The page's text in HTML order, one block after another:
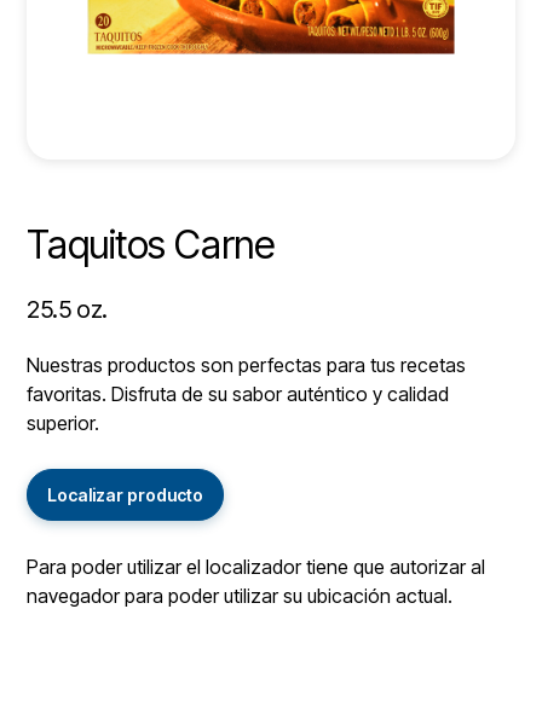
Taquitos Carne
25.5 oz.
Nuestras productos son perfectas para tus recetas
favoritas. Disfruta de su sabor auténtico y calidad
superior.
Localizar producto
Para poder utilizar el localizador tiene que autorizar al
navegador para poder utilizar su ubicación actual.